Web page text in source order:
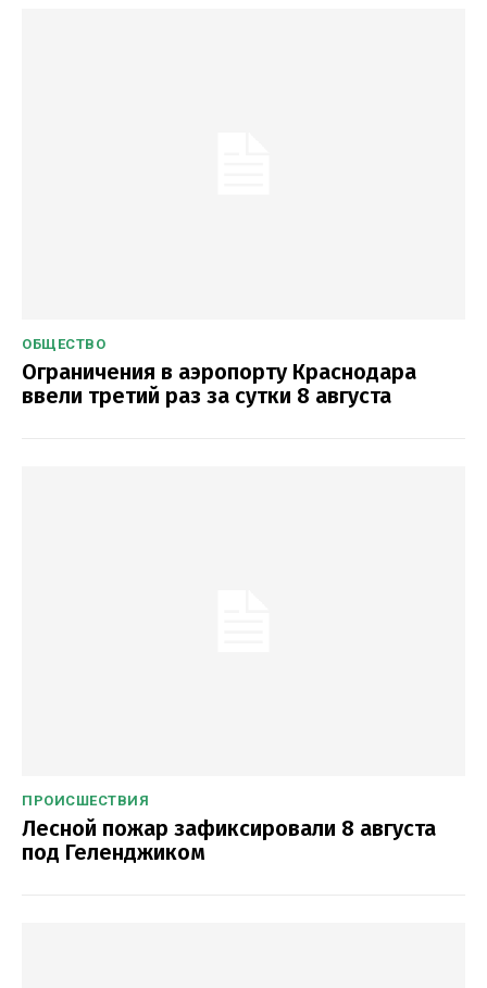
ОБЩЕСТВО
Ограничения в аэропорту Краснодара
ввели третий раз за сутки 8 августа
ПРОИСШЕСТВИЯ
Лесной пожар зафиксировали 8 августа
под Геленджиком